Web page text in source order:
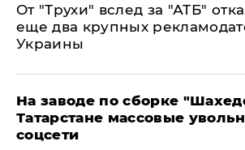
От "Трухи" вслед за "АТБ"
еще два крупных
Украины
На заводе по сборке
Татарстане массовые
соцсети